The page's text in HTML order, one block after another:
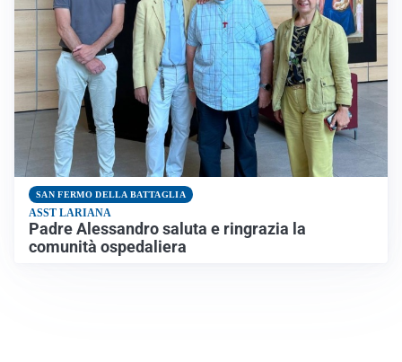
SAN FERMO DELLA BATTAGLIA
ASST LARIANA
Padre Alessandro saluta e ringrazia la
comunità ospedaliera